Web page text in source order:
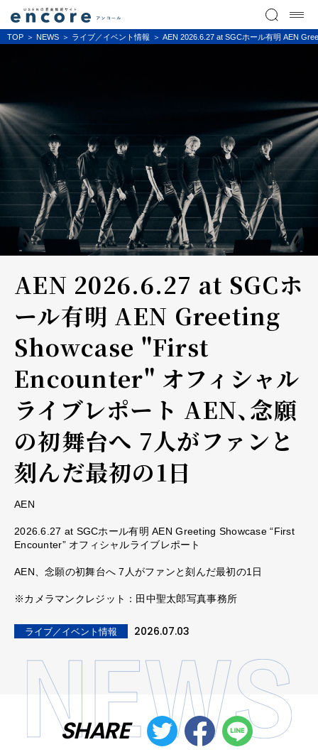
TOP NEWS ライブ／イベント情報 AEN 2026.6.27 at SGCホール有明 AEN
AEN 2026.6.27 at SGCホ
ール有明 AEN Greeting
Showcase "First
Encounter" オフィシャル
ライブレポート AEN、念願
の初舞台へ 7人がファンと
刻んだ最初の1日
AEN
2026.6.27 at SGCホール有明 AEN Greeting Showcase “First
Encounter” オフィシャルライブレポート
AEN、念願の初舞台へ 7人がファンと刻んだ最初の1日
※カメラマンクレジット：田中聖太郎写真事務所
ライブ／イベント情報 2026.07.03
SHARE